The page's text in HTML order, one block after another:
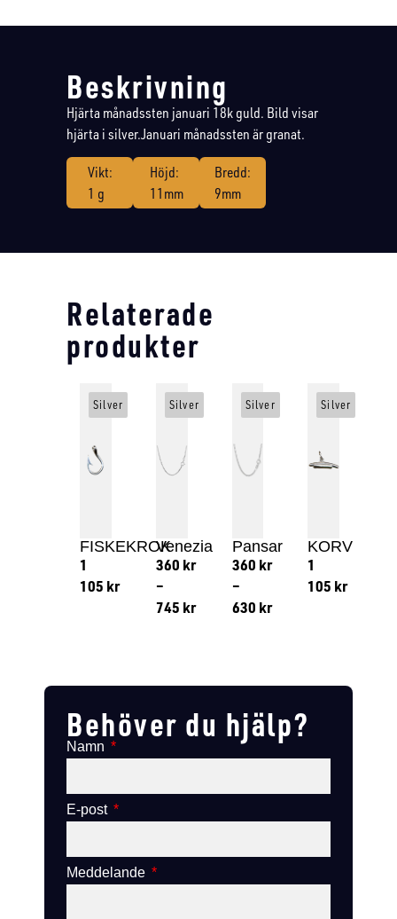
Beskrivning
Hjärta månadssten januari 18k guld. Bild visar
hjärta i silver.Januari månadssten är granat.
Vikt:
1 g
Höjd:
11mm
Bredd:
9mm
Relaterade
produkter
FISKEKROK
1
105 kr
Silver
Venezia
360 kr
–
745 kr
Silver
Pansar
360 kr
–
630 kr
Silver
KORV
1
105 kr
Silver
Behöver du hjälp?
Namn
E-post
Meddelande